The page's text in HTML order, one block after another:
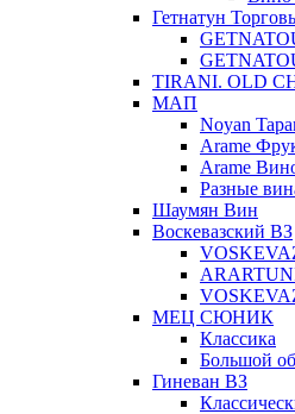
Гетнатун
TIRANI. OLD
МАП
Noyan
Arame
Arame
Разные
Шаумян Вин
Воскевазский ВЗ
МЕЦ СЮНИК
Классика
Большой
Гиневан ВЗ